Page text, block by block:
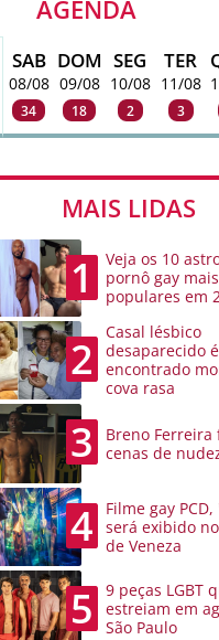
AGENDA
SAB
08/08
34
DOM
09/08
18
SEG
10/08
2
TER
11/08
3
MAIS LIDAS
1
Veja os 10
pornô gay mais
populares em
2
Casal lésbico
desaparecido é
encontrado
cova rasa
3
Breno Ferreira
cenas de
4
Filme gay
será exibido
de Veneza
5
9 peças LGBT
estreiam em
São Paulo